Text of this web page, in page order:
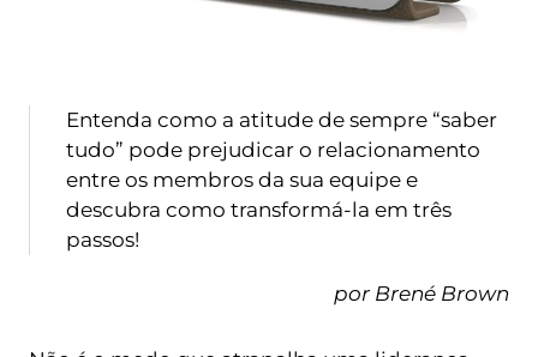
Entenda como a atitude de sempre “saber
tudo” pode prejudicar o relacionamento
entre os membros da sua equipe e
descubra como transformá-la em três
passos!
por Brené Brown